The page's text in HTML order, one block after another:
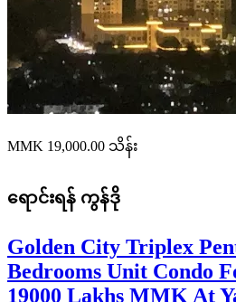
MMK 19,000.00 သိန်း
ရောင်းရန် ကွန်ဒို
Golden City Triplex
Bedrooms Unit Condo
19000 Lakhs MMK At